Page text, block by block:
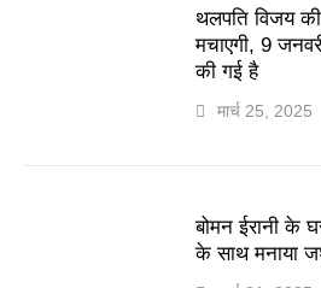
थलपति विजय
मचाएगी, 9
की गई है
मार्च 25, 2025
बोमन ईरानी के
के साथ मनाया